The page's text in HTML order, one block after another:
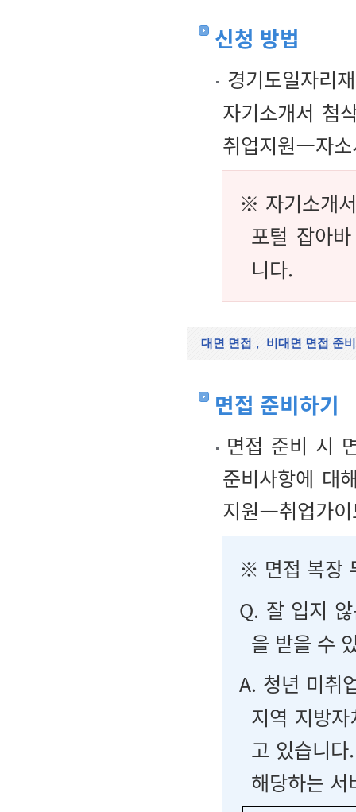
신청 방법
경기도일자리
자기소개서 첨
취업지원―자
※ 자기소개
포털 잡아
니다.
대면 면접 , 비대면 면접 준
면접 준비하기
면접 준비 시
준비사항에 대
지원―취업가
※ 면접 복장
Q. 잘 입지
을 받을 수
A. 청년 미취
지역 지방
고 있습니
해당하는